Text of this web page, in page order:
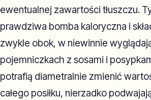
ewentualnej zawartości tłuszczu.
prawdziwa bomba kaloryczna i
zwykle obok, w niewinnie
pojemniczkach z sosami i
potrafią diametralnie zmienić
całego posiłku, nierzadko